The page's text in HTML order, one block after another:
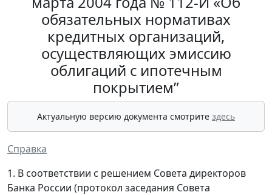
обязательных нормативах
кредитных организаций,
осуществляющих эмиссию
облигаций с ипотечным
покрытием”
Актуальную версию документа смотрите здесь
Справка
1. В соответствии с решением Совета директоров
Банка России (протокол заседания Совета